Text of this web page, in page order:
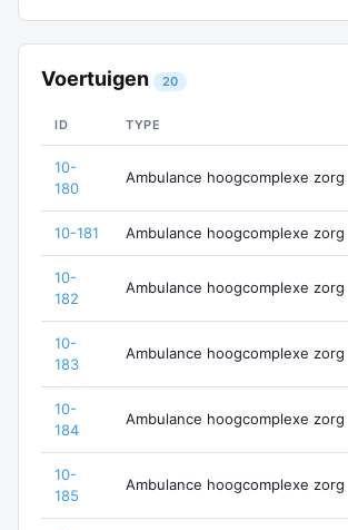
Voertuigen 20
ID TYPE
10-
180
Ambulance hoogcomplexe zorg
10-181 Ambulance hoogcomplexe zorg
10-
182
Ambulance hoogcomplexe zorg
10-
183
Ambulance hoogcomplexe zorg
10-
184
Ambulance hoogcomplexe zorg
10-
185
Ambulance hoogcomplexe zorg